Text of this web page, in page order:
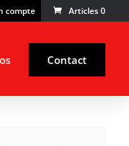
compte Articles 0
Contact